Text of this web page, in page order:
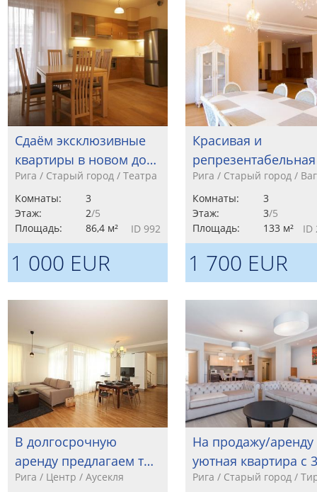
Сдаём эксклюзивные
квартиры в новом до…
Рига / Старый город / Театра
Комнаты:
3
Этаж:
2/5
Площадь:
86,4 м² ID 992
1 000 EUR
Красивая и
Рига / Старый город /
Комнаты:
3
Этаж:
3/5
Площадь:
133 м² ID
1 700 EUR
В долгосрочную
аренду предлагаем т…
Рига / Центр / Аусекля
На продажу/аренду
уютная квартира с
Рига / Старый город /